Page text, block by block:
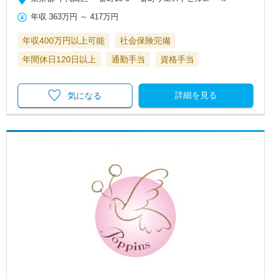
年収 363万円 ～417万円
年収400万円以上可能
社会保険完備
年間休日120日以上
通勤手当 資格手当
詳細を見る
気になる